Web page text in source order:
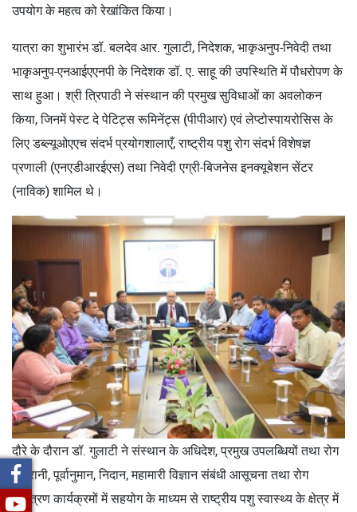
उपयोग के महत्व को रेखांकित किया।
यात्रा का शुभारंभ डॉ. बलदेव आर. गुलाटी, निदेशक, भाकृअनुप-निवेदी तथा
भाकृअनुप-एनआईएएनपी के निदेशक डॉ. ए. साहू की उपस्थिति में पौधरोपण के
साथ हुआ। श्री त्रिपाठी ने संस्थान की प्रमुख सुविधाओं का अवलोकन
किया, जिनमें पेस्ट दे पेटिट्स रूमिनेंट्स (पीपीआर) एवं लेप्टोस्पायरोसिस के
लिए डब्ल्यूओएएच संदर्भ प्रयोगशालाएँ, राष्ट्रीय पशु रोग संदर्भ विशेषज्ञ
प्रणाली (एनएडीआरईएस) तथा निवेदी एग्री-बिजनेस इनक्यूबेशन सेंटर
(नाविक) शामिल थे।
दौरे के दौरान डॉ. गुलाटी ने संस्थान के अधिदेश, प्रमुख उपलब्धियों तथा रोग
निगरानी, पूर्वानुमान, निदान, महामारी विज्ञान संबंधी आसूचना तथा रोग
नियंत्रण कार्यक्रमों में सहयोग के माध्यम से राष्ट्रीय पशु स्वास्थ्य के क्षेत्र में